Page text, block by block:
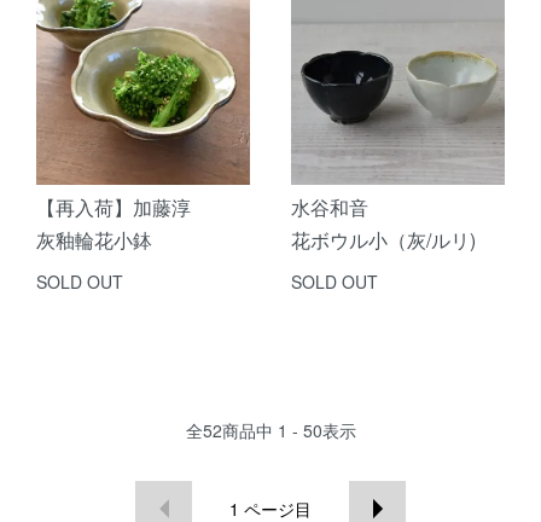
【再入荷】加藤淳
灰釉輪花小鉢
SOLD OUT
水谷和音
花ボウル小（灰/ルリ)
SOLD OUT
全52商品中 1 - 50表示
1 ページ目